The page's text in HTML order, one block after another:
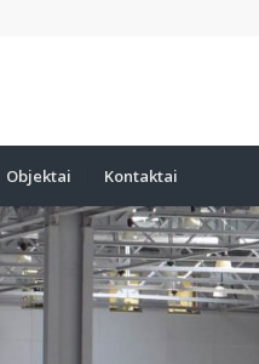
Objektai Kontaktai